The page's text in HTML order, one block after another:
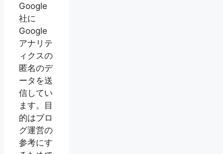
Google
社に
Google
アナリテ
ィクスの
匿名のデ
ータを送
信してい
ます。目
的はブロ
グ運営の
参考にす